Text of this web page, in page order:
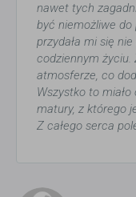
nawet tych
być niemożliwe do
przydała mi się
codziennym życiu.
atmosferze, co
Wszystko to
matury, z którego
Z całego serca